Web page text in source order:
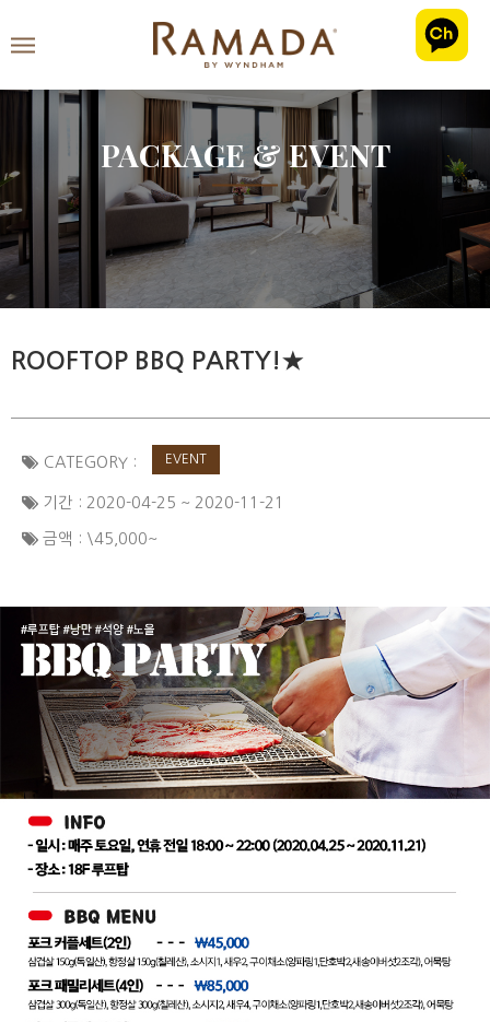
PACKAGE & EVENT
ROOFTOP BBQ PARTY!★
CATEGORY : EVENT
기간 : 2020-04-25 ~ 2020-11-21
금액 : \45,000~